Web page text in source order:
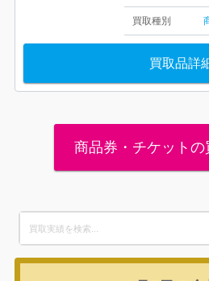
買取種別
買取品詳
商品券・チケット
for: